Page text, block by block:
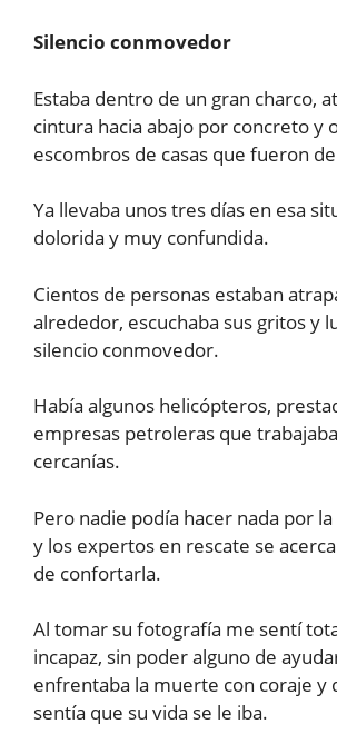
Silencio conmovedor
Estaba dentro de un gran charco,
cintura hacia abajo por concreto y
escombros de casas que fueron
Ya llevaba unos tres días en esa
dolorida y muy confundida.
Cientos de personas estaban
alrededor, escuchaba sus gritos y
silencio conmovedor.
Había algunos helicópteros,
empresas petroleras que
cercanías.
Pero nadie podía hacer nada por
y los expertos en rescate se
de confortarla.
Al tomar su fotografía me sentí
incapaz, sin poder alguno de
enfrentaba la muerte con coraje y
sentía que su vida se le iba.